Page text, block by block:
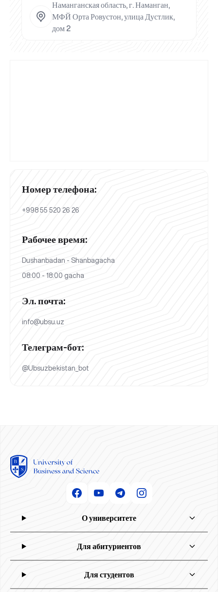
Наманганская область, г. Наманган,
МФЙ Орта Ровустон, улица Дустлик,
дом 2
Номер телефона:
+998 55 520 26 26
Рабочее время:
Dushanbadan - Shanbagacha
08:00 - 18:00 gacha
Эл. почта:
info@ubsu.uz
Телеграм-бот:
@Ubsuzbekistan_bot
О университете
Для абитуриентов
Для студентов